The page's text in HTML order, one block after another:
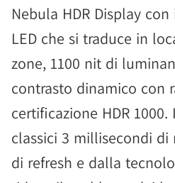
Nebula HDR Display
LED che si traduce in
zone, 1100 nit di
contrasto dinamico con
certificazione HDR
classici 3 millisecondi di
di refresh e dalla